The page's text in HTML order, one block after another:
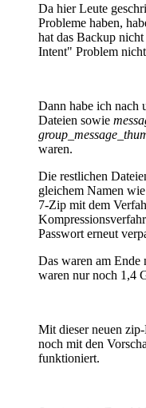
Da hier Leute
Probleme haben,
hat das Backup
Intent" Problem
Dann habe ich nach
Dateien sowie
waren.
Die restlichen
gleichem Namen
7-Zip mit dem
Passwort erneut
Das waren am
waren nur noch 1,4
Mit dieser neuen
noch mit den
funktioniert.